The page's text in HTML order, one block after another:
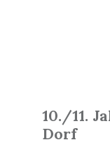
10./11.
Dorf